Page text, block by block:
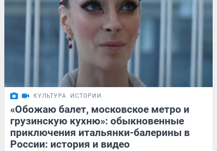
КУЛЬТУРА ИСТОРИИ
«Обожаю балет, московское метро и
грузинскую кухню»: обыкновенные
приключения итальянки-балерины в
России: история и видео